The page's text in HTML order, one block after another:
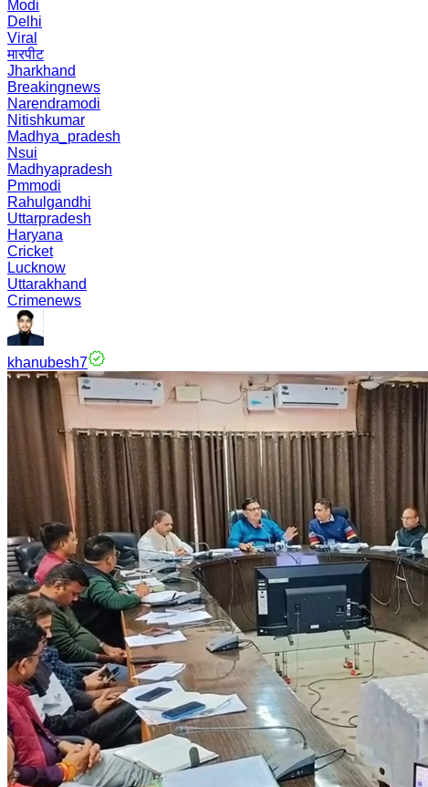
Modi
Delhi
Viral
मारपीट
Jharkhand
Breakingnews
Narendramodi
Nitishkumar
Madhya_pradesh
Nsui
Madhyapradesh
Pmmodi
Rahulgandhi
Uttarpradesh
Haryana
Cricket
Lucknow
Uttarakhand
Crimenews
khanubesh7